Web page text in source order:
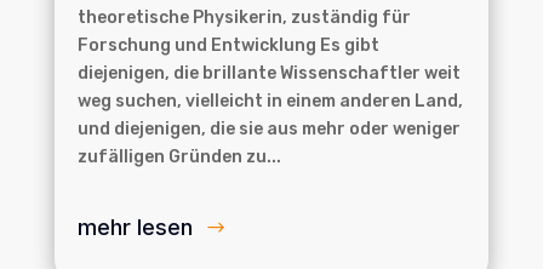
theoretische Physikerin, zuständig für
Forschung und Entwicklung Es gibt
diejenigen, die brillante Wissenschaftler weit
weg suchen, vielleicht in einem anderen Land,
und diejenigen, die sie aus mehr oder weniger
zufälligen Gründen zu...
mehr lesen